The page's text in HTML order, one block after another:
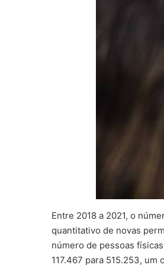
Entre 2018 a 2021, o
quantitativo de novas
número de pessoas
117.467 para 515.253, um